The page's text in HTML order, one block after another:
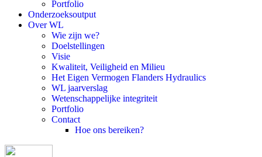
Portfolio
Onderzoeksoutput
Over WL
Wie zijn we?
Doelstellingen
Visie
Kwaliteit, Veiligheid en Milieu
Het Eigen Vermogen Flanders Hydraulics
WL jaarverslag
Wetenschappelijke integriteit
Portfolio
Contact
Hoe ons bereiken?